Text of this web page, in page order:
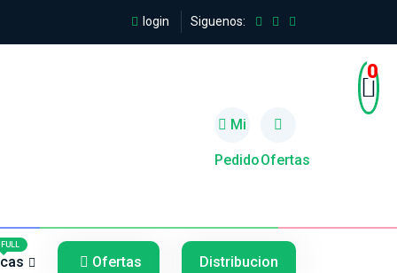
login Siguenos:
Mi
PedidoOfertas
0
5
FULL
Ofertas Distribucion